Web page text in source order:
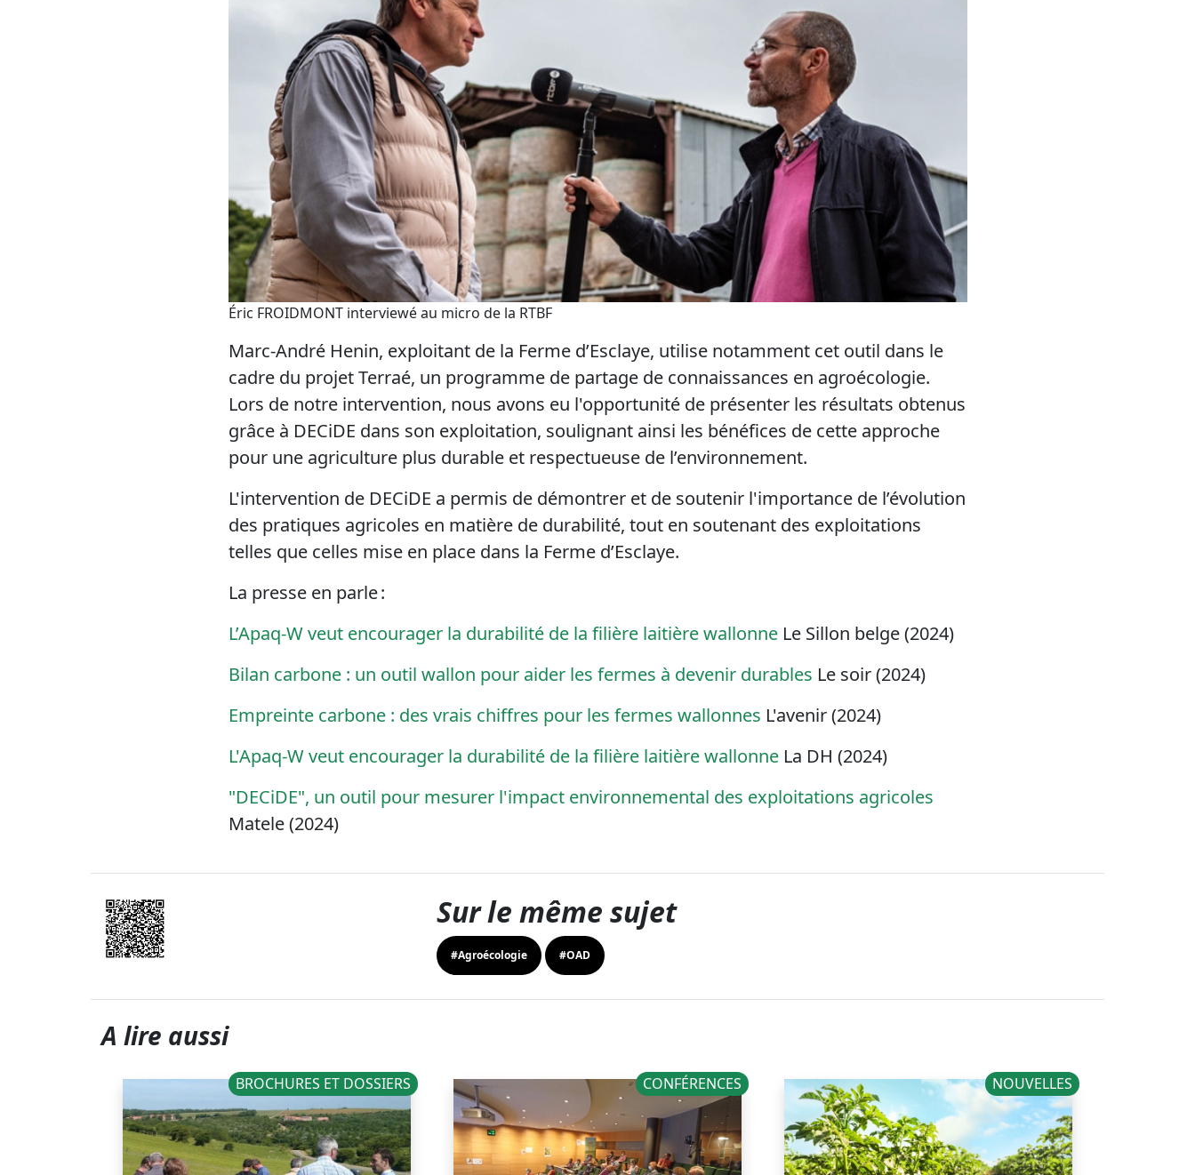
Éric FROIDMONTinterviewé au micro de la RTBF
Marc-André Henin, exploitant de la Ferme d’Esclaye, utilise notamment cet outil dans le
cadre du projetTerraé, un programme de partage de connaissances en agroécologie.
Lors de notre intervention, nous avons eu l'opportunité de présenter les résultats obtenus
grâce à DECiDE dans son exploitation, soulignant ainsi les bénéfices de cette approche
pour une agriculture plus durable et respectueuse de l’environnement.
L'intervention de DECiDE a permis de démontrer et de soutenir l'importance de l’évolution
des pratiques agricoles en matière de durabilité, tout en soutenant des exploitations
telles que celles mise en place dans la Ferme d’Esclaye.
La presse en parle :
L’Apaq-W veut encourager la durabilité de la filière laitière wallonneLe Sillon belge (2024)
Bilan carbone : un outil wallon pour aider les fermes à devenir durables Le soir (2024)
Empreinte carbone : des vrais chiffres pour les fermes wallonnes L'avenir (2024)
L'Apaq-W veut encourager la durabilité de la filière laitière wallonneLa DH (2024)
"DECiDE", un outil pour mesurer l'impact environnemental des exploitations agricoles
Matele (2024)
Sur le même sujet
#Agroécologie #OAD
A lire aussi
BROCHURES ET DOSSIERS CONFÉRENCES NOUVELLES